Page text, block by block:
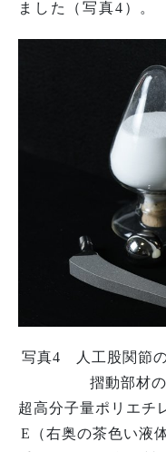
ました（写真4）。
写真4 人工股関節
摺動部材
超高分子量ポリエチ
E（右奥の茶色い液